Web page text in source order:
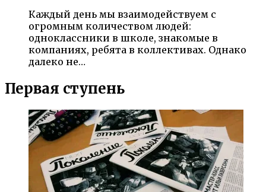
Каждый день мы взаимодействуем с
огромным количеством людей:
одноклассники в школе, знакомые в
компаниях, ребята в коллективах. Однако
далеко не…
Первая ступень